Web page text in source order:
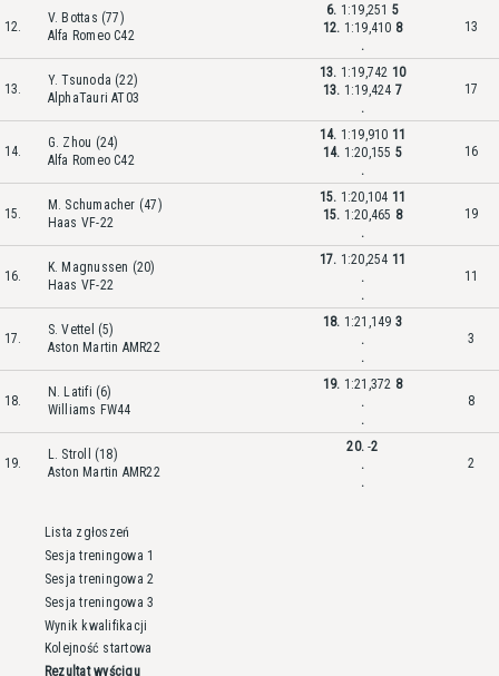
12.
V. Bottas (77)
Alfa Romeo C42
6. 1:19,251 5
12. 1:19,410 8
.
13
13.
Y. Tsunoda (22)
AlphaTauri AT03
13. 1:19,742 10
13. 1:19,424 7
.
17
14.
G. Zhou (24)
Alfa Romeo C42
14. 1:19,910 11
14. 1:20,155 5
.
16
15.
M. Schumacher (47)
Haas VF-22
15. 1:20,104 11
15. 1:20,465 8
.
19
16.
K. Magnussen (20)
Haas VF-22
17. 1:20,254 11
.
.
11
17.
S. Vettel (5)
Aston Martin AMR22
18. 1:21,149 3
.
.
3
18.
N. Latifi (6)
Williams FW44
19. 1:21,372 8
.
.
8
19.
L. Stroll (18)
Aston Martin AMR22
20.-2
.
.
2
Lista zgłoszeń
Sesja treningowa 1
Sesja treningowa 2
Sesja treningowa 3
Wynik kwalifikacji
Kolejność startowa
Rezultat wyścigu